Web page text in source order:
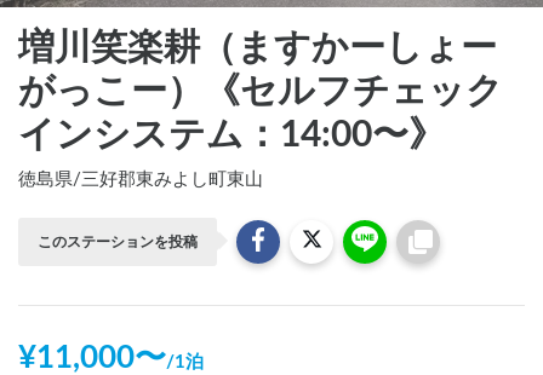
増川笑楽耕（ますかーしょー
がっこー）《セルフチェック
インシステム：14:00〜》
徳島県/三好郡東みよし町東山
このステーションを投稿
¥11,000〜/1泊